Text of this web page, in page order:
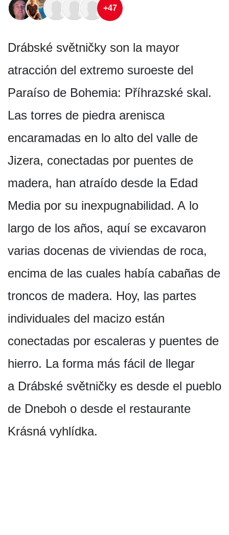
+47
Drábské světničky son la mayor
atracción del extremo suroeste del
Paraíso de Bohemia: Příhrazské skal.
Las torres de piedra arenisca
encaramadas en lo alto del valle de
Jizera, conectadas por puentes de
madera, han atraído desde la Edad
Media por su inexpugnabilidad. A lo
largo de los años, aquí se excavaron
varias docenas de viviendas de roca,
encima de las cuales había cabañas de
troncos de madera. Hoy, las partes
individuales del macizo están
conectadas por escaleras y puentes de
hierro. La forma más fácil de llegar
a Drábské světničky es desde el pueblo
de Dneboh o desde el restaurante
Krásná vyhlídka.